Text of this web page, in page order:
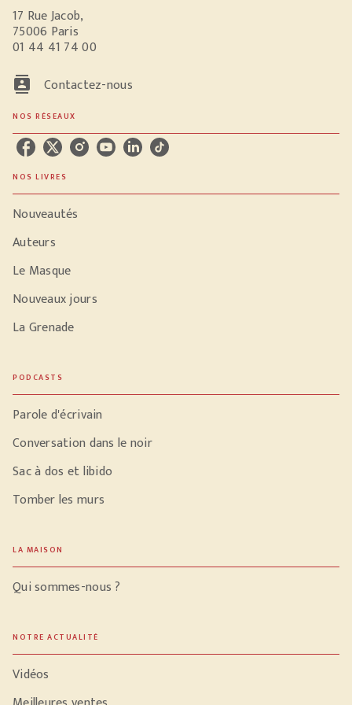
17 Rue Jacob,
75006 Paris
01 44 41 74 00
contacts Contactez-nous
NOS RÉSEAUX
NOS LIVRES
Nouveautés
Auteurs
Le Masque
Nouveaux jours
La Grenade
PODCASTS
Parole d'écrivain
Conversation dans le noir
Sac à dos et libido
Tomber les murs
LA MAISON
Qui sommes-nous ?
NOTRE ACTUALITÉ
Vidéos